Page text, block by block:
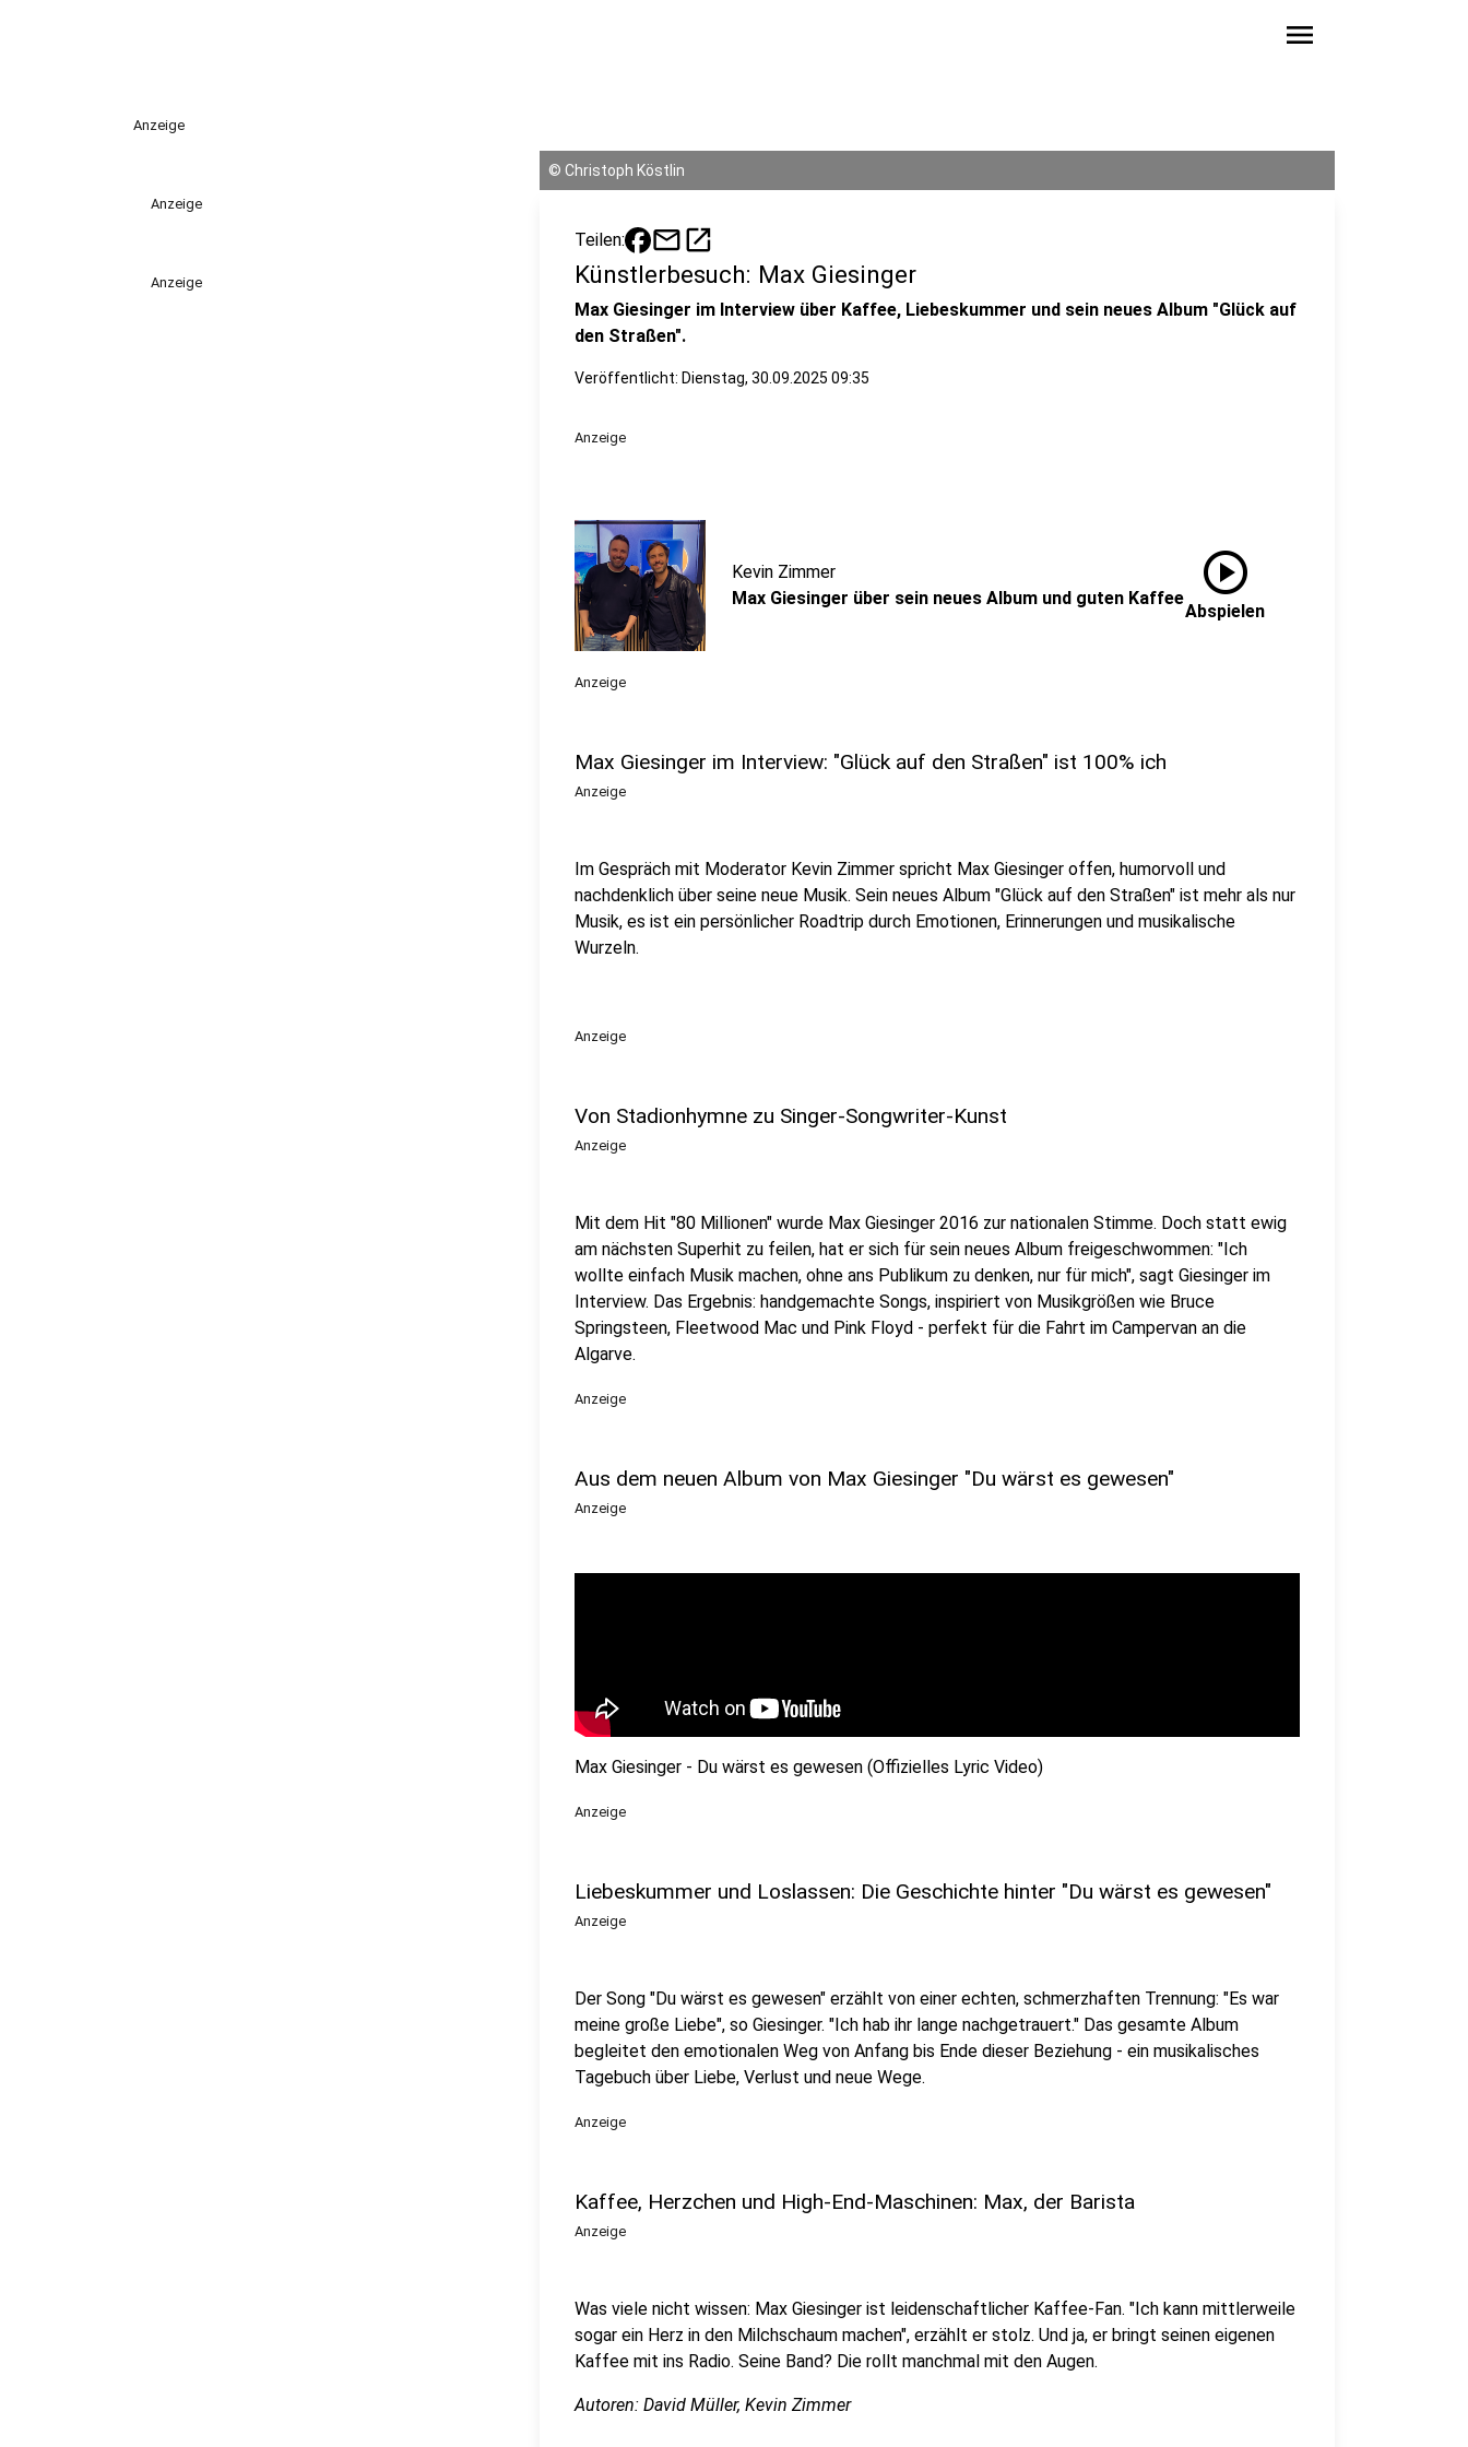
menu
Anzeige
Anzeige
Anzeige
© Christoph Köstlin
Teilen: mailopen_in_new
Künstlerbesuch: Max Giesinger
Max Giesinger im Interview über Kaffee, Liebeskummer und sein neues Album "Glück auf
den Straßen".
Veröffentlicht: Dienstag, 30.09.2025 09:35
Anzeige
Kevin Zimmer
Max Giesinger über sein neues Album und guten Kaffee
play_circle
Abspielen
Anzeige
Max Giesinger im Interview: "Glück auf den Straßen" ist 100% ich
Anzeige
Im Gespräch mit Moderator Kevin Zimmer spricht Max Giesinger offen, humorvoll und
nachdenklich über seine neue Musik. Sein neues Album "Glück auf den Straßen" ist mehr als nur
Musik, es ist ein persönlicher Roadtrip durch Emotionen, Erinnerungen und musikalische
Wurzeln.
Anzeige
Von Stadionhymne zu Singer-Songwriter-Kunst
Anzeige
Mit dem Hit "80 Millionen" wurde Max Giesinger 2016 zur nationalen Stimme. Doch statt ewig
am nächsten Superhit zu feilen, hat er sich für sein neues Album freigeschwommen: "Ich
wollte einfach Musik machen, ohne ans Publikum zu denken, nur für mich", sagt Giesinger im
Interview. Das Ergebnis: handgemachte Songs, inspiriert von Musikgrößen wie Bruce
Springsteen, Fleetwood Mac und Pink Floyd - perfekt für die Fahrt im Campervan an die
Algarve.
Anzeige
Aus dem neuen Album von Max Giesinger "Du wärst es gewesen"
Anzeige
Max Giesinger - Du wärst es gewesen (Offizielles Lyric Video)
Anzeige
Liebeskummer und Loslassen: Die Geschichte hinter "Du wärst es gewesen"
Anzeige
Der Song "Du wärst es gewesen" erzählt von einer echten, schmerzhaften Trennung: "Es war
meine große Liebe", so Giesinger. "Ich hab ihr lange nachgetrauert." Das gesamte Album
begleitet den emotionalen Weg von Anfang bis Ende dieser Beziehung - ein musikalisches
Tagebuch über Liebe, Verlust und neue Wege.
Anzeige
Kaffee, Herzchen und High-End-Maschinen: Max, der Barista
Anzeige
Was viele nicht wissen: Max Giesinger ist leidenschaftlicher Kaffee-Fan. "Ich kann mittlerweile
sogar ein Herz in den Milchschaum machen", erzählt er stolz. Und ja, er bringt seinen eigenen
Kaffee mit ins Radio. Seine Band? Die rollt manchmal mit den Augen.
Autoren: David Müller, Kevin Zimmer